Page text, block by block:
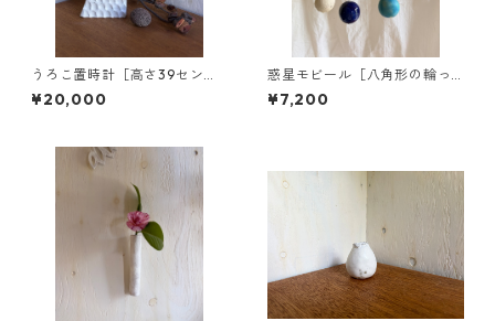
うろこ置時計［高さ39セン
チ］
¥20,000
惑星モビール［八角形の輪っ
か］
¥7,200